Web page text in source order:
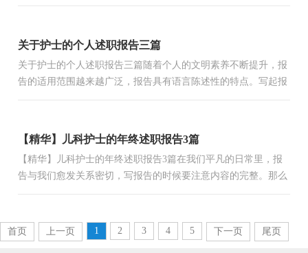
关于护士的个人述职报告三篇
关于护士的个人述职报告三篇随着个人的文明素养不断提升，报
告的适用范围越来越广泛，报告具有语言陈述性的特点。写起报
【精华】儿科护士的年终述职报告3篇
【精华】儿科护士的年终述职报告3篇在我们平凡的日常里，报
告与我们愈发关系密切，写报告的时候要注意内容的完整。那么
首页 上一页 1 2 3 4 5 下一页 尾页